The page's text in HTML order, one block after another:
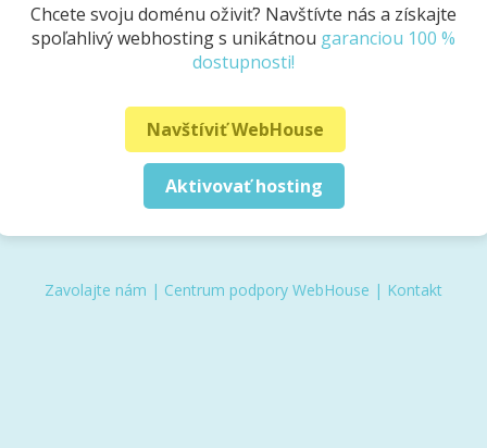
Chcete svoju doménu oživiť? Navštívte nás a získajte
spoľahlivý webhosting s unikátnou garanciou 100 %
dostupnosti!
Navštíviť WebHouse
Aktivovať hosting
Zavolajte nám | Centrum podpory WebHouse | Kontakt